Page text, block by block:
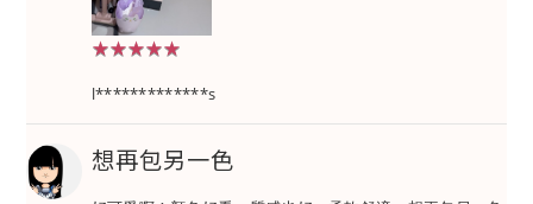
★★★★★
★★★★★
l*************s
想再包另一色